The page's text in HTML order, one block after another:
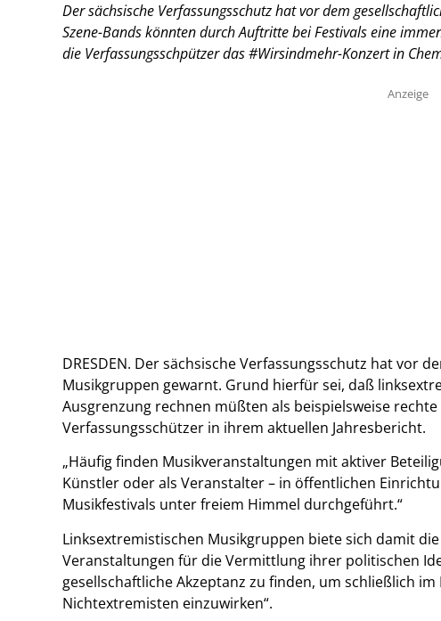
Der sächsische Verfassungsschutz hat vor dem
Szene-Bands könnten durch Auftritte bei Festivals eine
die Verfassungsschpützer das #Wirsindmehr-Konzert in
Anzeige
DRESDEN. Der sächsische Verfassungsschutz hat vor
Musikgruppen gewarnt. Grund hierfür sei, daß
Ausgrenzung rechnen müßten als beispielsweise
Verfassungsschützer in ihrem aktuellen Jahresbericht.
„Häufig finden Musikveranstaltungen mit aktiver
Künstler oder als Veranstalter – in öffentlichen
Musikfestivals unter freiem Himmel durchgeführt.“
Linksextremistischen Musikgruppen biete sich damit
Veranstaltungen für die Vermittlung ihrer politischen
gesellschaftliche Akzeptanz zu finden, um schließlich
Nichtextremisten einzuwirken“.